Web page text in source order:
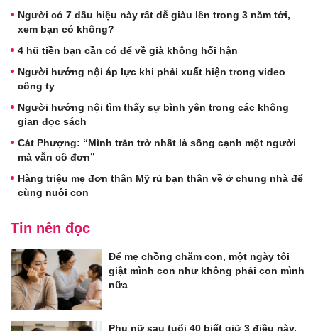
Người có 7 dấu hiệu này rất dễ giàu lên trong 3 năm tới,
xem bạn có không?
4 hũ tiền bạn cần có để về già không hối hận
Người hướng nội áp lực khi phải xuất hiện trong video
công ty
Người hướng nội tìm thấy sự bình yên trong các không
gian đọc sách
Cát Phượng: “Mình trăn trở nhất là sống cạnh một người
mà vẫn cô đơn”
Hàng triệu mẹ đơn thân Mỹ rủ bạn thân về ở chung nhà để
cùng nuôi con
Tin nên đọc
Để mẹ chồng chăm con, một ngày tôi
giật mình con như không phải con mình
nữa
Phụ nữ sau tuổi 40 biết giữ 3 điều này,